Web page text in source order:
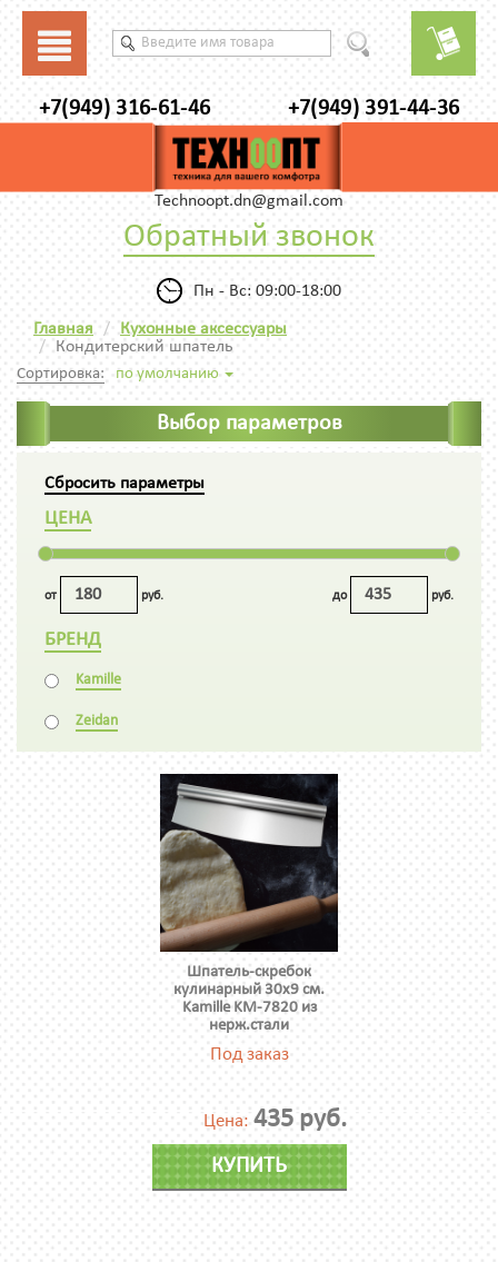
+7(949) 316-61-46 +7(949) 391-44-36
Technoopt.dn@gmail.com
Обратный звонок
Пн - Вс: 09:00-18:00
Главная
Кухонные аксессуары
Кондитерский шпатель
Сортировка: по умолчанию
Выбор параметров
Сбросить параметры
ЦЕНА
от руб. до руб.
БРЕНД
Kamille
Zeidan
Шпатель-скребок
кулинарный 30х9 см.
Kamille KM-7820 из
нерж.стали
Под заказ
Цена: 435 руб.
КУПИТЬ